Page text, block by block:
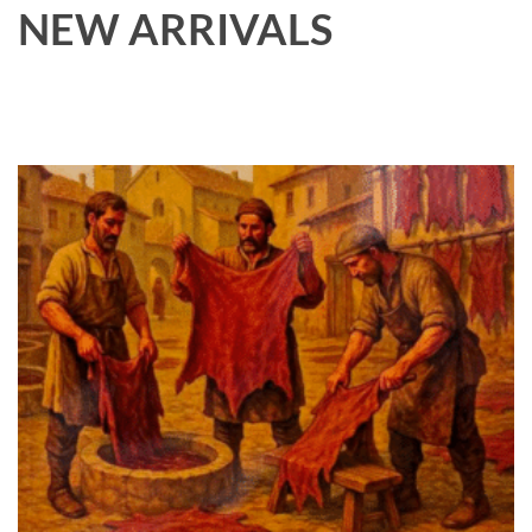
NEW ARRIVALS